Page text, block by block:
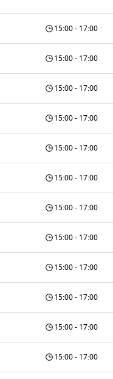
15:00 - 17:00
15:00 - 17:00
15:00 - 17:00
15:00 - 17:00
15:00 - 17:00
15:00 - 17:00
15:00 - 17:00
15:00 - 17:00
15:00 - 17:00
15:00 - 17:00
15:00 - 17:00
15:00 - 17:00